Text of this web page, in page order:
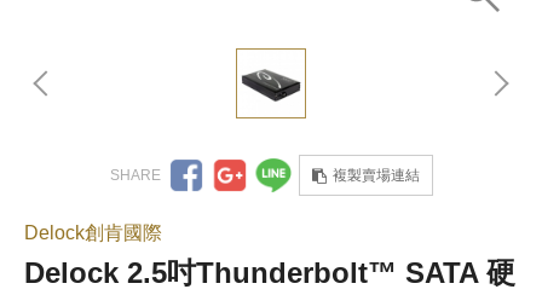
複製賣場連結
Delock創肯國際
Delock 2.5吋Thunderbolt™ SATA 硬